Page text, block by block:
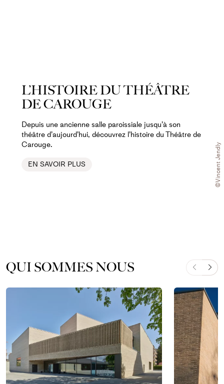
©Vincent Jendly
L’HISTOIRE DU THÉÂTRE
DE CAROUGE
Depuis une ancienne salle paroissiale jusqu’à son
théâtre d’aujourd’hui, découvrez l’histoire du Théâtre de
Carouge.
EN SAVOIR PLUS
QUI SOMMES NOUS